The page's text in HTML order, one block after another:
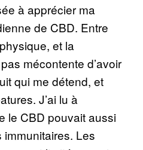
à apprécier ma
de CBD. Entre
et la
mécontente d’avoir
qui me détend, et
J’ai lu à
le CBD pouvait aussi
Les